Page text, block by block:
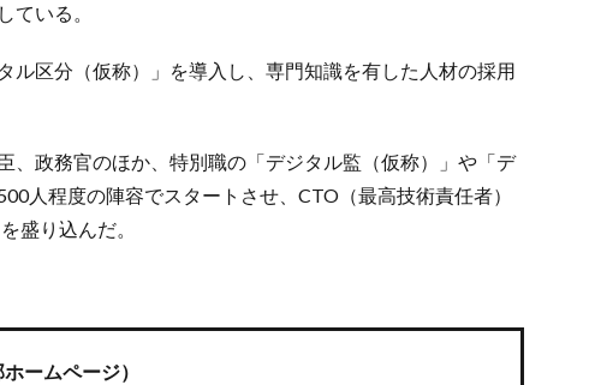
ている。
ル区分（仮称）」を導入し、専門知識を有した人材の採用
、政務官のほか、特別職の「デジタル監（仮称）」や「デ
人程度の陣容でスタートさせ、CTO（最高技術責任者）
盛り込んだ。
ームページ）